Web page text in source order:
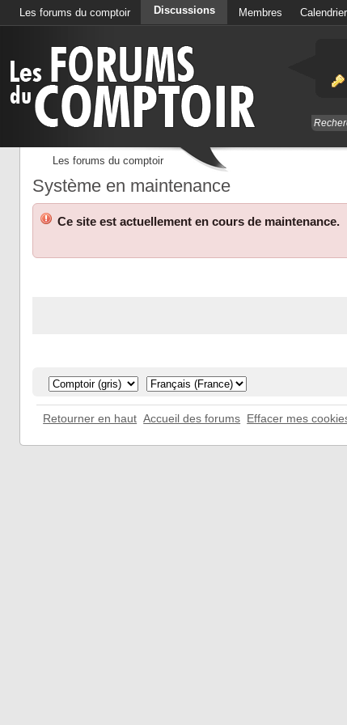
Les forums du comptoir Discussions Membres Calendrier
Les forums du comptoir
Système en maintenance
Ce site est actuellement en cours de maintenance.
Retourner en haut Accueil des forums Effacer mes